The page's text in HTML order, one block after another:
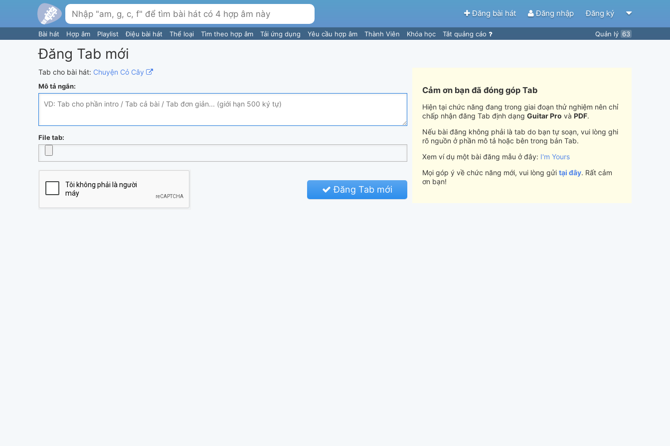
Đăng bài hát Đăng nhập Đăng ký
Bài hát Hợp âm Playlist Điệu bài hát Thể loại Tìm theo hợp âm Tải ứng dụng Yêu cầu hợp âm Thành Viên Khóa học Tắt quảng cáo Quản lý 63
Đăng Tab mới
Tab cho bài hát: Chuyện Cỏ Cây
Mô tả ngắn:
File tab:
Đăng Tab mới
Cảm ơn bạn đã đóng góp Tab
Hiện tại chức năng đang trong giai đoạn thử nghiệm nên chỉ
chấp nhận đăng Tab định dạng Guitar Pro và PDF.
Nếu bài đăng không phải là tab do bạn tự soạn, vui lòng ghi
rõ nguồn ở phần mô tả hoặc bên trong bản Tab.
Xem ví dụ một bài đăng mẫu ở đây: I'm Yours
Mọi góp ý về chức năng mới, vui lòng gửi tại đây. Rất cảm
ơn bạn!